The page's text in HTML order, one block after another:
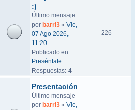
:)
Último mensaje
por barri3 « Vie,
07 Ago 2026,
11:20
Publicado en
Preséntate
Respuestas: 4
226
Presentación
Último mensaje
por barri3 « Vie,